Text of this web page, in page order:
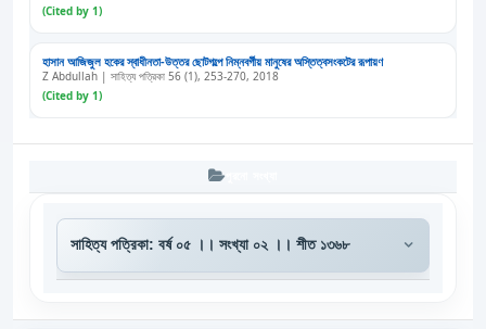
(Cited by 1)
হাসান আজিজুল হকের স্বাধীনতা-উত্তর ছোটগল্পে নিম্নবর্গীয় মানুষের অস্তিত্বসংকটের রূপায়ণ
Z Abdullah | সাহিত্য পত্রিকা 56 (1), 253-270, 2018
(Cited by 1)